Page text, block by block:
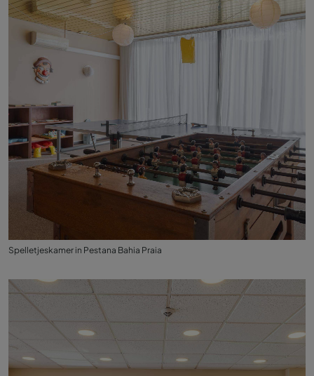
Spelletjeskamer in Pestana Bahia Praia